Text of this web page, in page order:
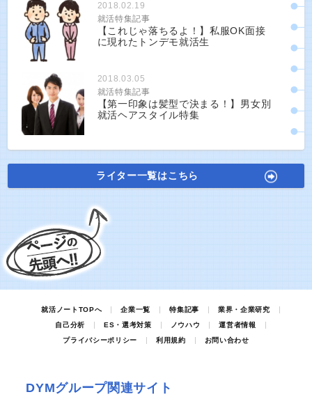
2018.02.19
就活特集記事
【これじゃ落ちるよ！】私服OK面接
に現れたトンデモ就活生
2018.03.05
就活特集記事
【第一印象は髪型で決まる！】男女別
就活ヘアスタイル特集
ライター一覧はこちら
就活ノートTOPへ 企業一覧 特集記事
業界・企業研究
自己分析
ES・選考対策 ノウハウ
運営者情報
プライバシーポリシー
利用規約 お問い合わせ
DYMグループ関連サイト